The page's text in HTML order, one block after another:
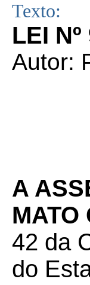
Texto:
LEI
Autor:
A
MATO
42 da
do